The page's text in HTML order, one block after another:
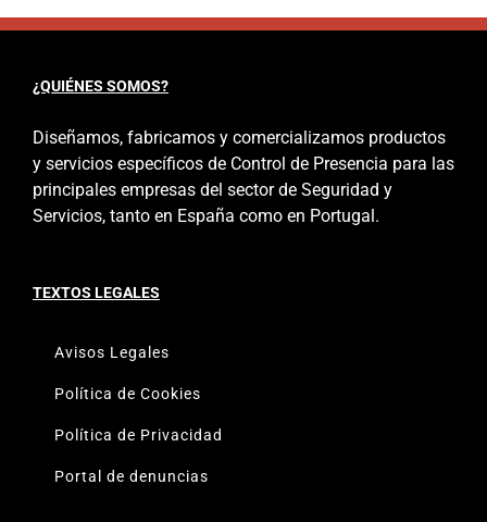
¿QUIÉNES SOMOS?
Diseñamos, fabricamos y comercializamos productos
y servicios específicos de Control de Presencia para las
principales empresas del sector de Seguridad y
Servicios, tanto en España como en Portugal.
TEXTOS LEGALES
Avisos Legales
Política de Cookies
Política de Privacidad
Portal de denuncias